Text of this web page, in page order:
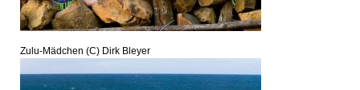
Zulu-Mädchen (C) Dirk Bleyer